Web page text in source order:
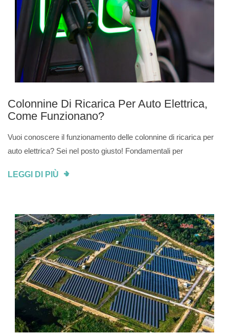
Colonnine Di Ricarica Per Auto Elettrica,
Come Funzionano?
Vuoi conoscere il funzionamento delle colonnine di ricarica per
auto elettrica? Sei nel posto giusto! Fondamentali per
LEGGI DI PIÙ